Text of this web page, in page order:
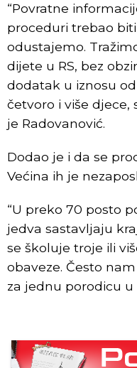
“Povratne
proceduri trebao
odustajemo.
dijete u RS, bez
dodatak u iznosu
četvoro i više djece,
je Radovanović.
Dodao je i da se
Većina ih je
“U preko 70 posto
jedva sastavljaju
se školuje troje ili
obaveze. Često
za jednu porodicu u